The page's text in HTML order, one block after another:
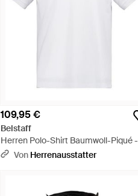
109,95 €
Belstaff
Herren Polo-Shirt Baumwoll-Piqué -
WeißVon Herrenausstatter